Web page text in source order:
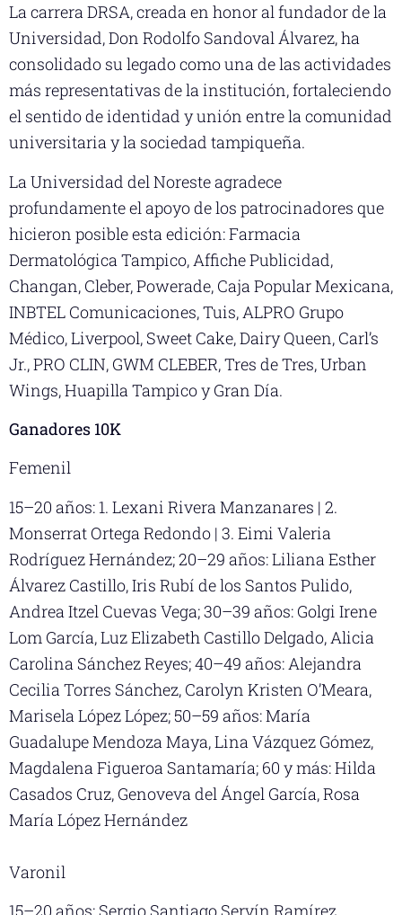
La carrera DRSA, creada en honor al fundador de la
Universidad, Don Rodolfo Sandoval Álvarez, ha
consolidado su legado como una de las actividades
más representativas de la institución, fortaleciendo
el sentido de identidad y unión entre la comunidad
universitaria y la sociedad tampiqueña.
La Universidad del Noreste agradece
profundamente el apoyo de los patrocinadores que
hicieron posible esta edición: Farmacia
Dermatológica Tampico, Affiche Publicidad,
Changan, Cleber, Powerade, Caja Popular Mexicana,
INBTEL Comunicaciones, Tuis, ALPRO Grupo
Médico, Liverpool, Sweet Cake, Dairy Queen, Carl’s
Jr., PRO CLIN, GWM CLEBER, Tres de Tres, Urban
Wings, Huapilla Tampico y Gran Día.
Ganadores 10K
Femenil
15–20 años: 1. Lexani Rivera Manzanares | 2.
Monserrat Ortega Redondo | 3. Eimi Valeria
Rodríguez Hernández; 20–29 años: Liliana Esther
Álvarez Castillo, Iris Rubí de los Santos Pulido,
Andrea Itzel Cuevas Vega; 30–39 años: Golgi Irene
Lom García, Luz Elizabeth Castillo Delgado, Alicia
Carolina Sánchez Reyes; 40–49 años: Alejandra
Cecilia Torres Sánchez, Carolyn Kristen O’Meara,
Marisela López López; 50–59 años: María
Guadalupe Mendoza Maya, Lina Vázquez Gómez,
Magdalena Figueroa Santamaría; 60 y más: Hilda
Casados Cruz, Genoveva del Ángel García, Rosa
María López Hernández
Varonil